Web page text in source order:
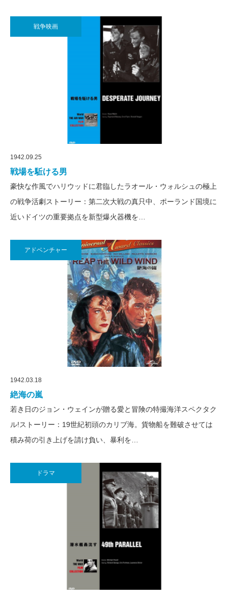
戦争映画
1942.09.25
戦場を駈ける男
豪快な作風でハリウッドに君臨したラオール・ウォルシュの極上
の戦争活劇ストーリー：第二次大戦の真只中、ポーランド国境に
近いドイツの重要拠点を新型爆火器機を…
アドベンチャー
1942.03.18
絶海の嵐
若き日のジョン・ウェインが贈る愛と冒険の特撮海洋スペクタク
ル!ストーリー：19世紀初頭のカリブ海。貨物船を難破させては
積み荷の引き上げを請け負い、暴利を…
ドラマ